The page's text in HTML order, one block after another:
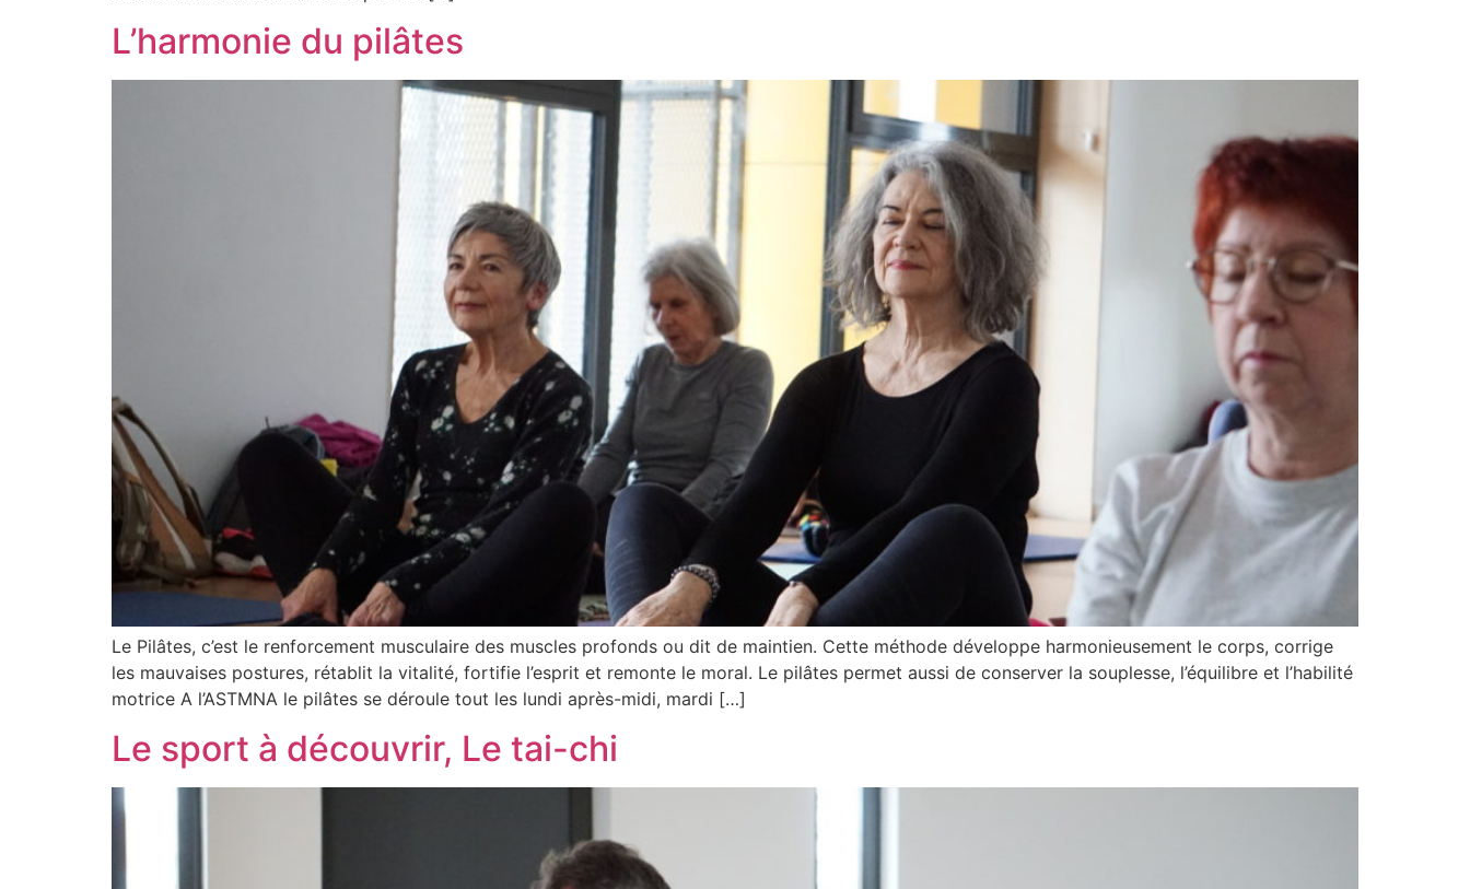
L’harmonie du pilâtes
Le Pilâtes, c’est le renforcement musculaire des muscles profonds ou dit de maintien. Cette méthode développe harmonieusement le corps, corrige
les mauvaises postures, rétablit la vitalité, fortifie l’esprit et remonte le moral. Le pilâtes permet aussi de conserver la souplesse, l’équilibre et l’habilité
motrice A l’ASTMNA le pilâtes se déroule tout les lundi après-midi, mardi […]
Le sport à découvrir, Le tai-chi